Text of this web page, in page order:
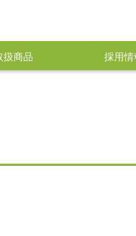
扱商品 採用情